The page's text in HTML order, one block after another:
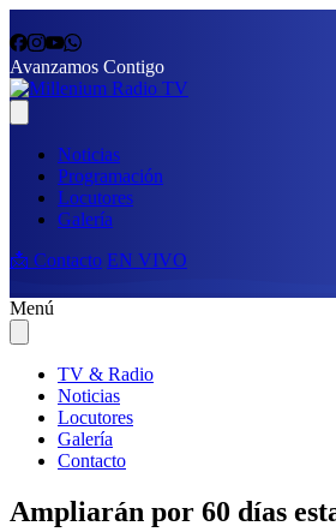
Avanzamos Contigo
Noticias
Programación
Locutores
Galería
📩 Contacto EN VIVO
Menú
TV & Radio
Noticias
Locutores
Galería
Contacto
Ampliarán por 60 días